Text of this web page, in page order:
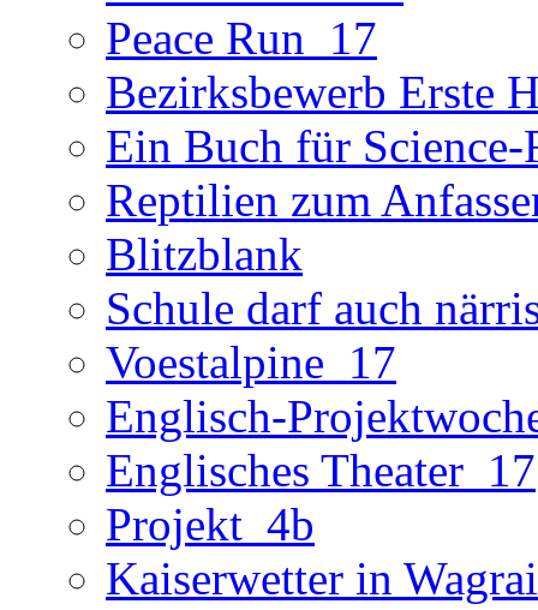
Peace Run_17
Bezirksbewerb Erste
Ein Buch für
Reptilien zum
Blitzblank
Schule darf auch
Voestalpine_17
Englisch-
Englisches Theater_17
Projekt_4b
Kaiserwetter in